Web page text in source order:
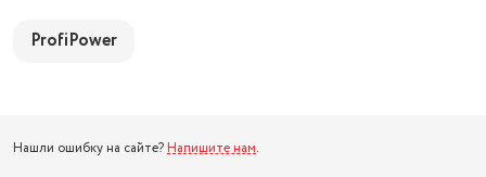
ProfiPower
Нашли ошибку на сайте? Напишите нам.